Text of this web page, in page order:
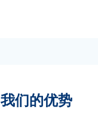
我们的优势